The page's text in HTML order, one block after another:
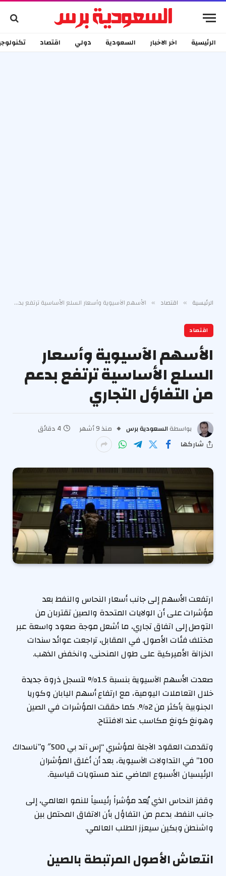
الرئيسية اخر الاخبار السعودية دولي اقتصاد
الرئيسية » اقتصاد » الأسهم الآسيوية وأسعار السلع الأساسية ترتفع بدعم من التفاؤل التجاري
اقتصاد
الأسهم الآسيوية وأسعار
السلع الأساسية ترتفع بدعم
من التفاؤل التجاري
بواسطة السعودية برس منذ 9 أشهر
4 دقائق
شاركها
ارتفعت الأسهم إلى جانب أسعار النحاس والنفط بعد
مؤشرات على أن الولايات المتحدة والصين تقتربان من
التوصل إلى اتفاق تجاري، ما أشعل موجة صعود واسعة عبر
مختلف فئات الأصول. في المقابل، تراجعت عوائد سندات
الخزانة الأميركية على طول المنحنى، وانخفض الذهب.
صعدت الأسهم الآسيوية بنسبة 1.5% لتسجل ذروة جديدة
خلال التعاملات اليومية، مع ارتفاع أسهم اليابان وكوريا
الجنوبية بأكثر من 2%. كما حققت المؤشرات في الصين
وهونغ كونغ مكاسب عند الافتتاح.
وتقدمت العقود الآجلة لمؤشري “إس آند بي 500″ و”ناسداك
100” في التداولات الآسيوية، بعد أن أغلق المؤشران
الرئيسيان الأسبوع الماضي عند مستويات قياسية.
وقفز النحاس الذي يُعد مؤشراً رئيسياً للنمو العالمي، إلى
جانب النفط، بدعم من التفاؤل بأن الاتفاق المحتمل بين
واشنطن وبكين سيعزز الطلب العالمي.
انتعاش الأصول المرتبطة بالصين